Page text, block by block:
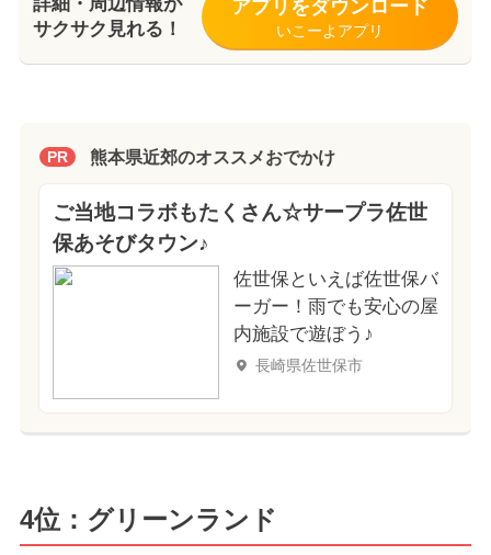
サクサク見れる！
アプリをダウンロード
いこーよアプリ
PR 熊本県近郊のオススメおでかけ
ご当地コラボもたくさん☆サープラ佐世
保あそびタウン♪
佐世保といえば佐世保バ
ーガー！雨でも安心の屋
内施設で遊ぼう♪
長崎県佐世保市
4位：グリーンランド